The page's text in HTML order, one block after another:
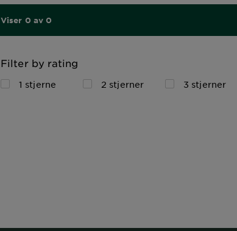
Viser 0 av 0
Filter by rating
1 stjerne 2 stjerner 3 stjerner